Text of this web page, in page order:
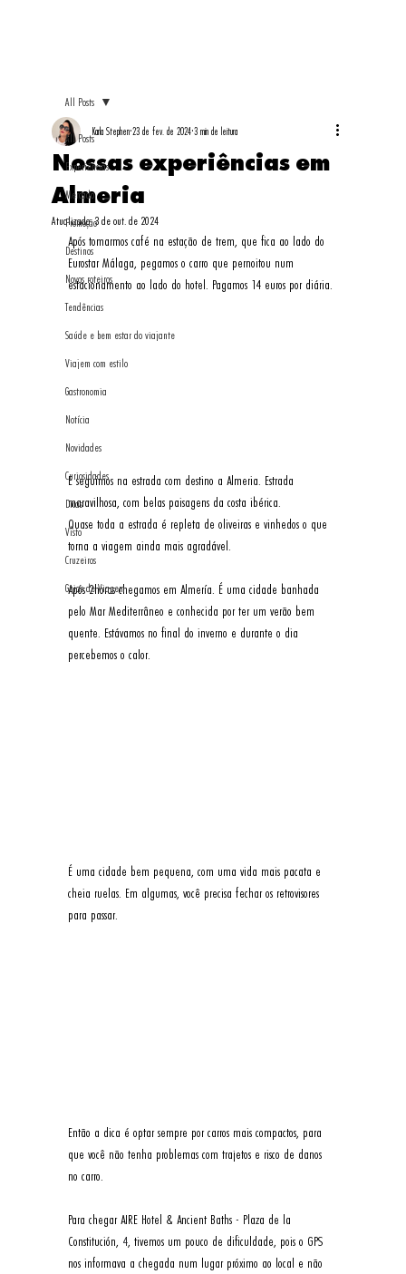
All Posts
Experiências
Mercado
Promoção
Destinos
Novos roteiros
Tendências
Saúde e bem estar do viajante
Viajem com estilo
Gastronomia
Notícia
Novidades
Curiosidades
Dicas
Visto
Cruzeiros
Guias de Viagem
All Posts
Nossas experiências em
Almeria
Karla Stephen23 de fev. de 20243 min de leitura
Atualizado:3 de out. de 2024
Após tomarmos café na estação de trem, que fica ao lado do
Eurostar Málaga, pegamos o carro que pernoitou num
estacionamento ao lado do hotel. Pagamos 14 euros por diária.
E seguimos na estrada com destino a Almeria. Estrada
maravilhosa, com belas paisagens da costa ibérica.
Quase toda a estrada é repleta de oliveiras e vinhedos o que
torna a viagem ainda mais agradável.
Após 2horas chegamos em Almería. É uma cidade banhada
pelo Mar Mediterrâneo e conhecida por ter um verão bem
quente. Estávamos no final do inverno e durante o dia
percebemos o calor.
É uma cidade bem pequena, com uma vida mais pacata e
cheia ruelas. Em algumas, você precisa fechar os retrovisores
para passar.
Então a dica é optar sempre por carros mais compactos, para
que você não tenha problemas com trajetos e risco de danos
no carro.
Para chegar AIRE Hotel & Ancient Baths - Plaza de la
Constitución, 4, tivemos um pouco de dificuldade, pois o GPS
nos informava a chegada num lugar próximo ao local e não